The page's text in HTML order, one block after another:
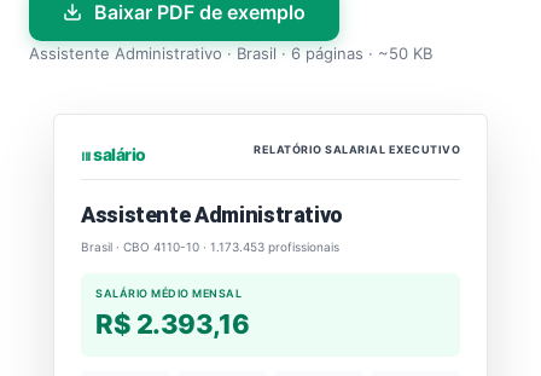
Baixar PDF de exemplo
Assistente Administrativo · Brasil · 6 páginas · ~50 KB
⏐⏐⏐ salário RELATÓRIO SALARIAL EXECUTIVO
Assistente Administrativo
Brasil · CBO 4110-10 · 1.173.453 profissionais
SALÁRIO MÉDIO MENSAL
R$ 2.393,16